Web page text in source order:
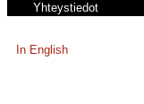
Yhteystiedot
In English